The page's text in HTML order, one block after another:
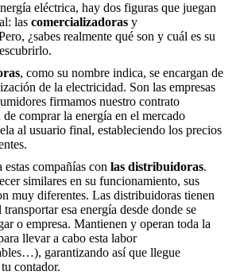
eléctrica, hay dos figuras que juegan
las comercializadoras y
¿sabes realmente qué son y cuál es su
, como su nombre indica, se encargan de
de la electricidad. Son las empresas
firmamos nuestro contrato
comprar la energía en el mercado
al usuario final, estableciendo los precios
compañías con las distribuidoras.
similares en su funcionamiento, sus
muy diferentes. Las distribuidoras tienen
esa energía desde donde se
o empresa. Mantienen y operan toda la
llevar a cabo esta labor
garantizando así que llegue
contador.